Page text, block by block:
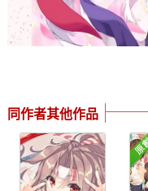
同作者其他作品